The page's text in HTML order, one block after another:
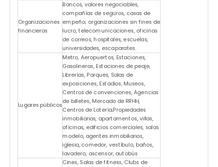
Organizaciones
financieras
Bancos, valores negociables,
compañías de seguros, casas de
empeño; organizaciones sin fines de
lucro, telecomunicaciones, oficinas
de correos, hospitales, escuelas,
universidades, escaparates.
Lugares públicos
Metro, Aeropuertos, Estaciones,
Gasolineras, Estaciones de peaje,
Librerías, Parques, Salas de
exposiciones, Estadios, Museos,
Centros de convenciones, Agencias
de billetes, Mercado de RRHH,
Centros de Lotería;Propiedades
inmobiliarias, apartamentos, villas,
oficinas, edificios comerciales, salas
modelo, agentes inmobiliarios,
iglesia, comedor, vestíbulo, baños,
lavadero, ascensor, autobús
Cines, Salas de fitness, Clubs de